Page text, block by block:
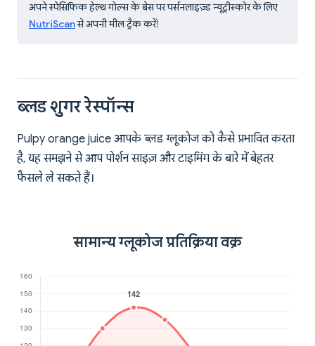
अपने स्पेसिफिक हेल्थ गोल्स के बेस पर पर्सनलाइज़्ड न्यूट्रीस्कोर के लिए
NutriScanसे अपनी मील ट्रैक करें!
ब्लड शुगर रेस्पॉन्स
Pulpy orange juice आपके ब्लड ग्लूकोज को कैसे प्रभावित करता
है, यह समझने से आप पोर्शन साइज़ और टाइमिंग के बारे में बेहतर
फैसले ले सकते हैं।
सामान्य ग्लूकोज प्रतिक्रिया वक्र